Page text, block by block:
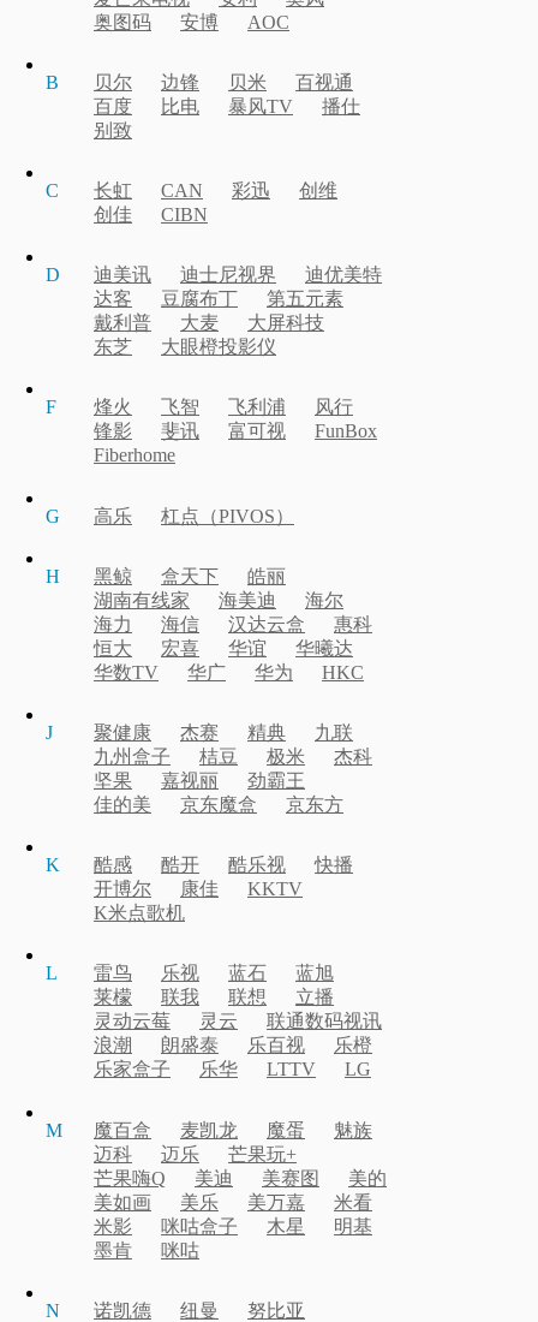
奥图码
安博 AOC
B 贝尔 边锋 贝米
百视通
百度
比电 暴风TV
播仕
别致
C 长虹 CAN 彩迅
创维
创佳
CIBN
D 迪美讯 迪士尼视界
迪优美特
达客
豆腐布丁
第五元素
戴利普
大麦
大屏科技
东芝
大眼橙投影仪
F 烽火 飞智 飞利浦
风行
锋影
斐讯 富可视
FunBox
Fiberhome
G 高乐 杠点（PIVOS）
H 黑鲸 盒天下
皓丽
湖南有线家
海美迪
海尔
海力
海信 汉达云盒
惠科
恒大
宏喜 华谊
华曦达
华数TV
华广 华为 HKC
J 聚健康 杰赛 精典
九联
九州盒子
桔豆 极米
杰科
坚果
嘉视丽
劲霸王
佳的美
京东魔盒 京东方
K 酷感 酷开 酷乐视
快播
开博尔
康佳
KKTV
K米点歌机
L 雷鸟 乐视 蓝石
蓝旭
莱檬
联我 联想
立播
灵动云莓
灵云
联通数码视讯
浪潮
朗盛泰 乐百视
乐橙
乐家盒子
乐华 LTTV LG
M 魔百盒 麦凯龙 魔蛋
魅族
迈科
迈乐
芒果玩+
芒果嗨Q
美迪 美赛图
美的
美如画
美乐 美万嘉
米看
米影
咪咕盒子 木星
明基
墨肯
咪咕
N 诺凯德 纽曼 努比亚